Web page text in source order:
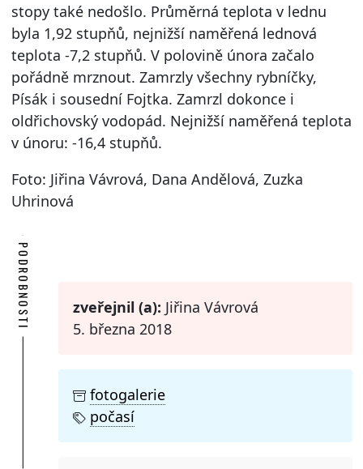
stopy také nedošlo. Průměrná teplota v lednu
byla 1,92 stupňů, nejnižší naměřená lednová
teplota -7,2 stupňů. V polovině února začalo
pořádně mrznout. Zamrzly všechny rybníčky,
Písák i sousední Fojtka. Zamrzl dokonce i
oldřichovský vodopád. Nejnižší naměřená teplota
v únoru: -16,4 stupňů.
Foto: Jiřina Vávrová, Dana Andělová, Zuzka
Uhrinová
PODROBNOSTI zveřejnil (a): Jiřina Vávrová
5. března 2018
fotogalerie
počasí